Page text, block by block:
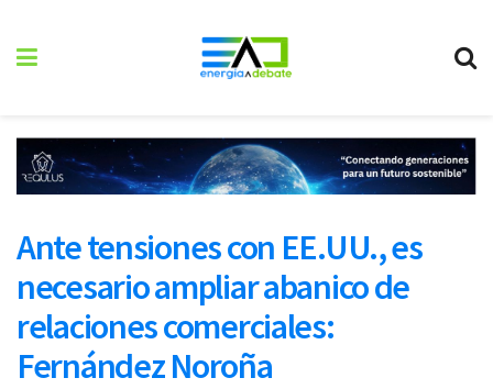
Ante tensiones con EE.UU., es
necesario ampliar abanico de
relaciones comerciales:
Fernández Noroña